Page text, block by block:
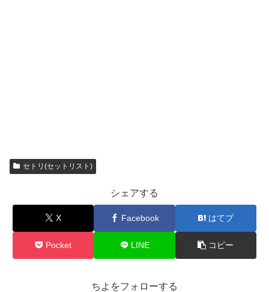
セトリ(セットリスト)
シェアする
X Facebook はてブ
Pocket LINE コピー
ちよをフォローする